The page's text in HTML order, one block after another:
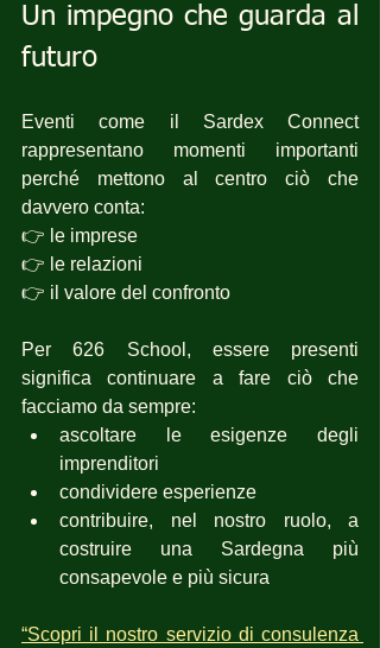
Un impegno che guarda al
futuro
Eventi come il Sardex Connect
rappresentano momenti importanti
perché mettono al centro ciò che
davvero conta:
👉 le imprese
👉 le relazioni
👉 il valore del confronto
Per 626 School, essere presenti
significa continuare a fare ciò che
facciamo da sempre:
ascoltare le esigenze degli
imprenditori
condividere esperienze
contribuire, nel nostro ruolo, a
costruire una Sardegna più
consapevole e più sicura
“Scopri il nostro servizio di consulenza